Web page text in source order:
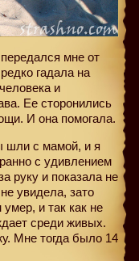
мне от
гадала на
и
Ее сторонились
И она помогала.
шли с мамой, и я
с удивлением
руку и показала не
увидела, зато
и так как не
среди живых.
Мне тогда было 14